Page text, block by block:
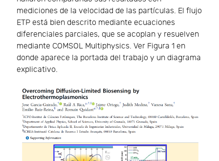
mediciones de la velocidad de las partículas. El flujo
ETP está bien descrito mediante ecuaciones
diferenciales parciales, que se acoplan y resuelven
mediante COMSOL Multiphysics. Ver Figura 1 en
donde aparece la portada del trabajo y un diagrama
explicativo.